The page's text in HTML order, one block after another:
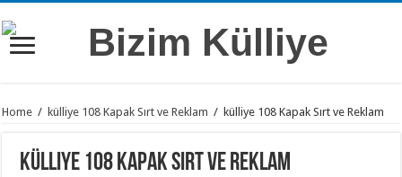
Home / külliye 108 Kapak Sırt ve Reklam / külliye 108 Kapak Sırt ve Reklam
külliye 108 Kapak Sırt ve Reklam